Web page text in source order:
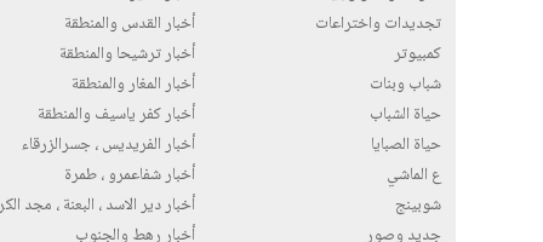
تجديدات واختراعات
كمبيوتر
شباب وبنات
حياة الشباب
حياة الصبايا
ع الماشي
شوبينج
جديد وصور
أخبار القدس والمنطقة
أخبار ترشيحا والمنطقة
أخبار المغار والمنطقة
أخبار كفر ياسيف والمنطقة
أخبار الفريديس ، جسرالزرقاء
أخبار شفاعمرو ، طمرة
أخبار دير الاسد ، البعنة ، مجد
أخبار رهط والجنوب